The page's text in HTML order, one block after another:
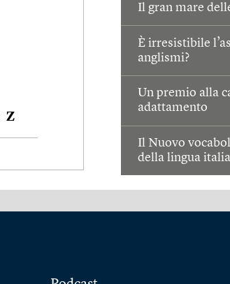
Il gran mare
È irresistibile
anglismi?
Un premio alla
adattamento
Il Nuovo
della lingua
Z